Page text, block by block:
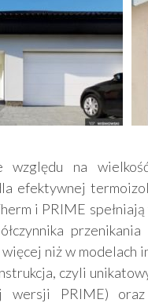
względu na
efektywnej
i PRIME
niż w modelach
czyli
wersji PRIME)